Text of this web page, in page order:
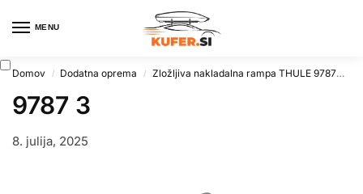
MENU
Domov / Dodatna oprema / Zložljiva nakladalna rampa THULE 9787
9787 3
8. julija, 2025